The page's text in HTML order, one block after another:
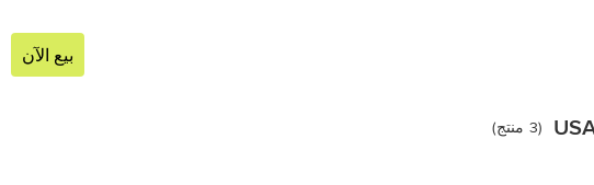
بيع الآن
(
3 منتج)